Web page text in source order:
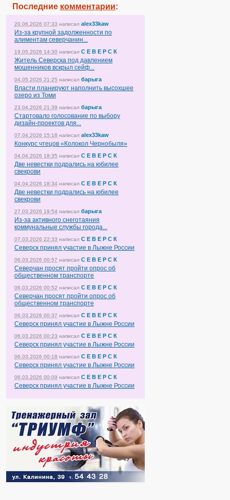
Последние комментарии:
20.06.2026 07:33 написал alex33kaw
Из-за крупной задолженности по
алиментам северчанин...
19.05.2026 14:30 написал С Е В Е Р С К
Житель Северска под давлением
мошенников вскрыл сейф...
04.05.2026 21:25 написал барыга
Власти планируют наполнить высохшее
озеро из Томи
23.04.2026 21:39 написал барыга
Стартовало голосование по выбору
дизайн-проектов для...
07.04.2026 15:18 написал alex33kaw
Конкурс чтецов «Колокол Чернобыля»
04.04.2026 18:35 написал С Е В Е Р С К
Две невестки подрались на юбилее
свекрови
04.04.2026 18:34 написал С Е В Е Р С К
Две невестки подрались на юбилее
свекрови
27.03.2026 19:54 написал барыга
Из-за активного снеготаяния
коммунальные службы города...
07.03.2026 22:33 написал С Е В Е Р С К
Северск принял участие в Лыжне России
06.03.2026 00:57 написал С Е В Е Р С К
Северчан просят пройти опрос об
общественном транспорте
06.03.2026 00:52 написал С Е В Е Р С К
Северчан просят пройти опрос об
общественном транспорте
06.03.2026 00:37 написал С Е В Е Р С К
Северск принял участие в Лыжне России
06.03.2026 00:23 написал С Е В Е Р С К
Северск принял участие в Лыжне России
06.03.2026 00:18 написал С Е В Е Р С К
Северск принял участие в Лыжне России
06.03.2026 00:09 написал С Е В Е Р С К
Северск принял участие в Лыжне России